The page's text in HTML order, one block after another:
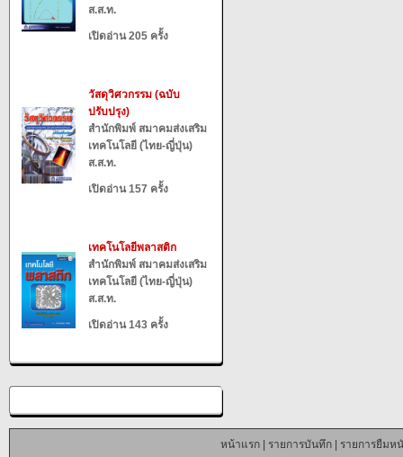
ส.ส.ท.
เปิดอ่าน 205 ครั้ง
วัสดุวิศวกรรม (ฉบับ
ปรับปรุง)
สำนักพิมพ์ สมาคมส่งเสริม
เทคโนโลยี (ไทย-ญี่ปุ่น)
ส.ส.ท.
เปิดอ่าน 157 ครั้ง
เทคโนโลยีพลาสติก
สำนักพิมพ์ สมาคมส่งเสริม
เทคโนโลยี (ไทย-ญี่ปุ่น)
ส.ส.ท.
เปิดอ่าน 143 ครั้ง
หน้าแรก| รายการบันทึก| รายการยืมห